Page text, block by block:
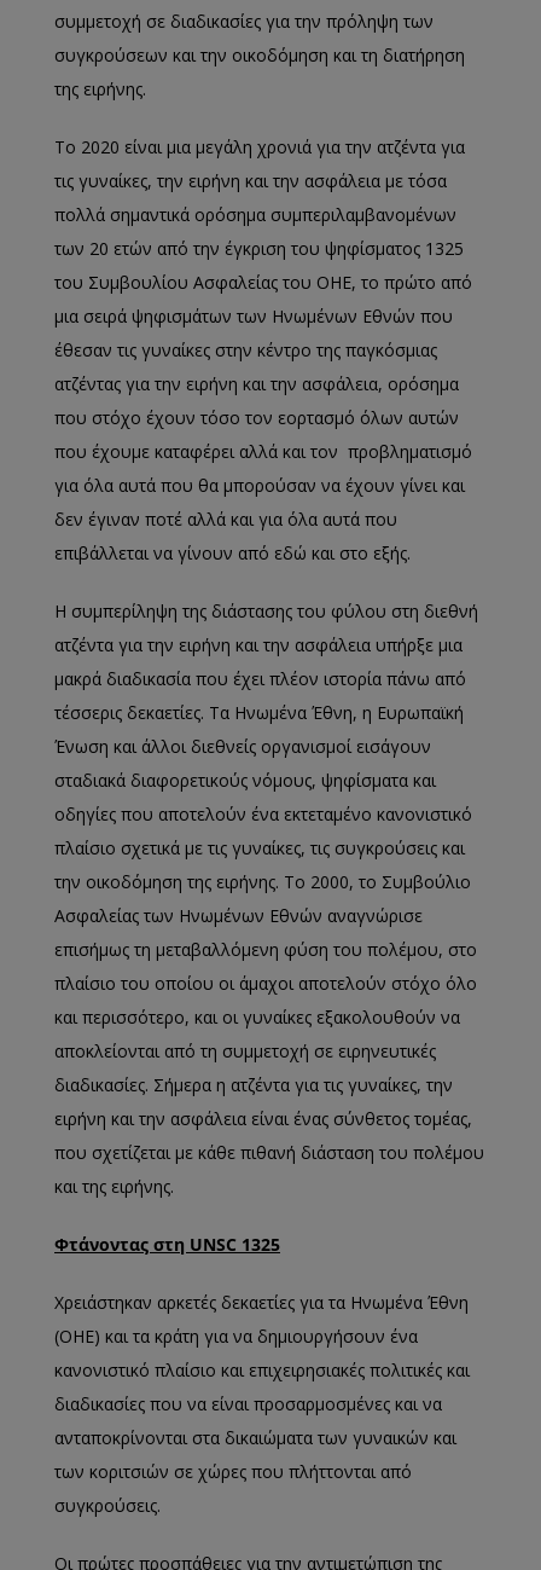
συμμετοχή σε διαδικασίες για την πρόληψη των
συγκρούσεων και την οικοδόμηση και τη διατήρηση
της ειρήνης.
Το 2020 είναι μια μεγάλη χρονιά για την ατζέντα για
τις γυναίκες, την ειρήνη και την ασφάλεια με τόσα
πολλά σημαντικά ορόσημα συμπεριλαμβανομένων
των 20 ετών από την έγκριση του ψηφίσματος 1325
του Συμβουλίου Ασφαλείας του ΟΗΕ, το πρώτο από
μια σειρά ψηφισμάτων των Ηνωμένων Εθνών που
έθεσαν τις γυναίκες στην κέντρο της παγκόσμιας
ατζέντας για την ειρήνη και την ασφάλεια, ορόσημα
που στόχο έχουν τόσο τον εορτασμό όλων αυτών
που έχουμε καταφέρει αλλά και τον προβληματισμό
για όλα αυτά που θα μπορούσαν να έχουν γίνει και
δεν έγιναν ποτέ αλλά και για όλα αυτά που
επιβάλλεται να γίνουν από εδώ και στο εξής.
Η συμπερίληψη της διάστασης του φύλου στη διεθνή
ατζέντα για την ειρήνη και την ασφάλεια υπήρξε μια
μακρά διαδικασία που έχει πλέον ιστορία πάνω από
τέσσερις δεκαετίες. Τα Ηνωμένα Έθνη, η Ευρωπαϊκή
Ένωση και άλλοι διεθνείς οργανισμοί εισάγουν
σταδιακά διαφορετικούς νόμους, ψηφίσματα και
οδηγίες που αποτελούν ένα εκτεταμένο κανονιστικό
πλαίσιο σχετικά με τις γυναίκες, τις συγκρούσεις και
την οικοδόμηση της ειρήνης. Το 2000, το Συμβούλιο
Ασφαλείας των Ηνωμένων Εθνών αναγνώρισε
επισήμως τη μεταβαλλόμενη φύση του πολέμου, στο
πλαίσιο του οποίου οι άμαχοι αποτελούν στόχο όλο
και περισσότερο, και οι γυναίκες εξακολουθούν να
αποκλείονται από τη συμμετοχή σε ειρηνευτικές
διαδικασίες. Σήμερα η ατζέντα για τις γυναίκες, την
ειρήνη και την ασφάλεια είναι ένας σύνθετος τομέας,
που σχετίζεται με κάθε πιθανή διάσταση του πολέμου
και της ειρήνης.
Φτάνοντας στη UNSC 1325
Χρειάστηκαν αρκετές δεκαετίες για τα Ηνωμένα Έθνη
(ΟΗΕ) και τα κράτη για να δημιουργήσουν ένα
κανονιστικό πλαίσιο και επιχειρησιακές πολιτικές και
διαδικασίες που να είναι προσαρμοσμένες και να
ανταποκρίνονται στα δικαιώματα των γυναικών και
των κοριτσιών σε χώρες που πλήττονται από
συγκρούσεις.
Οι πρώτες προσπάθειες για την αντιμετώπιση της